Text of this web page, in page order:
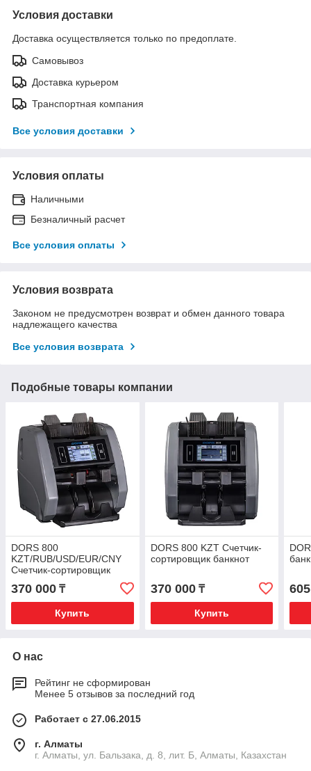
Условия доставки
Доставка осуществляется только по предоплате.
Самовывоз
Доставка курьером
Транспортная компания
Все условия доставки
Условия оплаты
Наличными
Безналичный расчет
Все условия оплаты
Условия возврата
Законом не предусмотрен возврат и обмен данного товара
надлежащего качества
Все условия возврата
Подобные товары компании
DORS 800
KZT/RUB/USD/EUR/CNY
Счетчик-сортировщик
370 000 ₸
Купить
DORS 800 KZT Счетчик-
сортировщик банкнот
370 000₸
Купить
О нас
Рейтинг не сформирован
Менее 5 отзывов за последний год
Работает с 27.06.2015
г. Алматы
г. Алматы, ул. Бальзака, д. 8, лит. Б, Алматы, Казахстан